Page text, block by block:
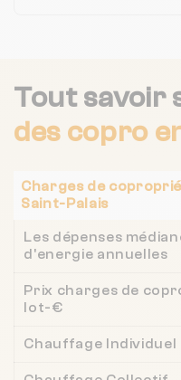
Tout savoir
des copro
Charges de
Saint-Palais
Les dépenses
d'energie annuelles
Prix charges de
lot-€
Chauffage Individuel